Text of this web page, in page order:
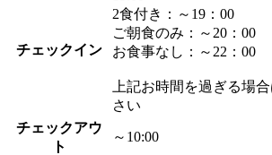
チェックイン
2食付き：～19：00
ご朝食のみ：～20：00
お食事なし：～22：00
上記お時間を過ぎる場
さい
チェックアウ
ト
～10:00